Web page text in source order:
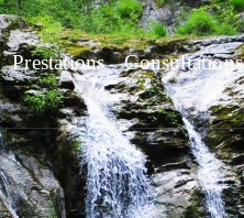
Prestations Consultations